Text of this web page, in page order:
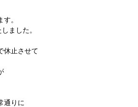
。
ました。
休止させて
通りに